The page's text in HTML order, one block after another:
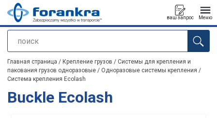
поиск
ваш запрос Меню
Продукт добавлен в ваш запрос
Главная страница / Крепление грузов / Системы для крепления и
пакования грузов одноразовые / Одноразовые системы крепления /
Система крепления Ecolash
Buckle Ecolash